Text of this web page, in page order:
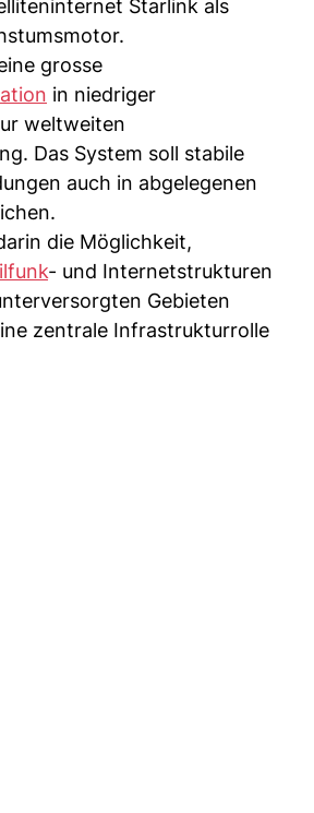
Starlink als
grosse
in niedriger
weltweiten
Das System soll stabile
auch in abgelegenen
die Möglichkeit,
- und Internetstrukturen
Gebieten
zentrale Infrastrukturrolle